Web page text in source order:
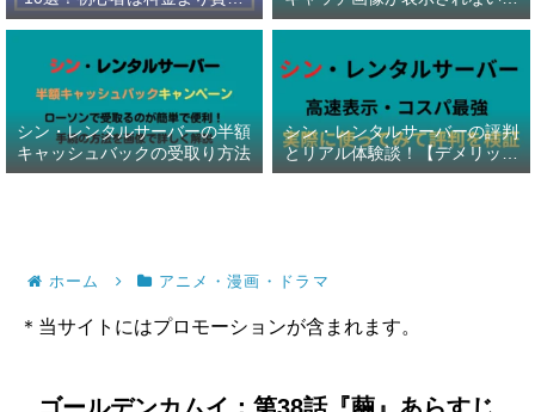
対応の有無を重視！
因と対処法
シン・レンタルサーバーの半額
キャッシュバックの受取り方法
シン・レンタルサーバーの評判
とリアル体験談！【デメリット
暴露】
ホーム アニメ・漫画・ドラマ
＊当サイトにはプロモーションが含まれます。
ゴールデンカムイ：第38話『繭』あらすじ